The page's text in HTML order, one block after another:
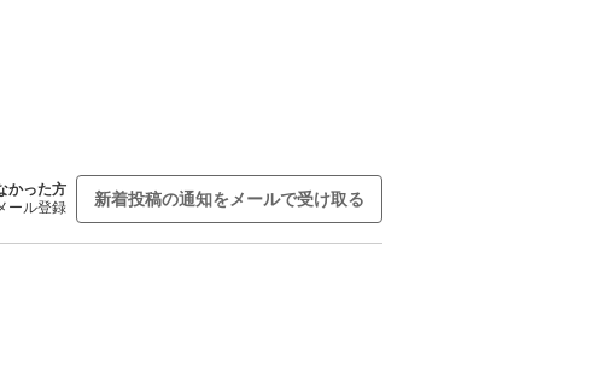
かった方
ール登録
新着投稿の通知をメールで受け取る